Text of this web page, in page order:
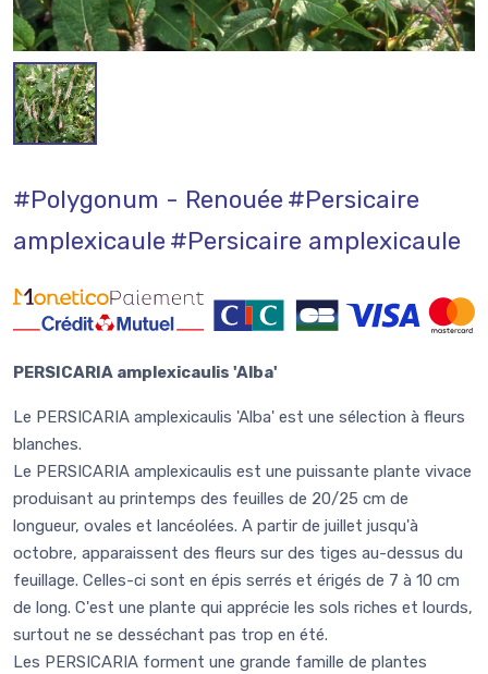
#Polygonum - Renouée#Persicaire
amplexicaule#Persicaire amplexicaule
PERSICARIA amplexicaulis 'Alba'
Le PERSICARIA amplexicaulis 'Alba' est une sélection à fleurs
blanches.
Le PERSICARIA amplexicaulis est une puissante plante vivace
produisant au printemps des feuilles de 20/25 cm de
longueur, ovales et lancéolées. A partir de juillet jusqu'à
octobre, apparaissent des fleurs sur des tiges au-dessus du
feuillage. Celles-ci sont en épis serrés et érigés de 7 à 10 cm
de long. C'est une plante qui apprécie les sols riches et lourds,
surtout ne se desséchant pas trop en été.
Les PERSICARIA forment une grande famille de plantes